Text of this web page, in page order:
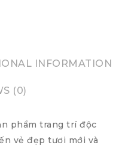
INFORMATION
(0)
phẩm trang trí độc
vẻ đẹp tươi mới và